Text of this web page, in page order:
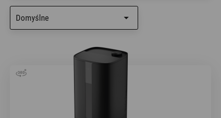
Domyślne 